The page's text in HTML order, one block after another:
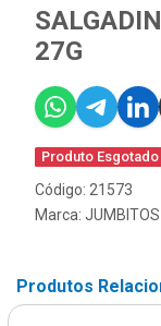
27G
Produto Esgotado
Código: 21573
Marca: JUMBITOS
Produtos